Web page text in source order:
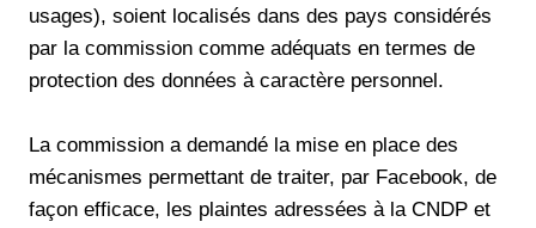
usages), soient localisés dans des pays considérés
par la commission comme adéquats en termes de
protection des données à caractère personnel.
La commission a demandé la mise en place des
mécanismes permettant de traiter, par Facebook, de
façon efficace, les plaintes adressées à la CNDP et